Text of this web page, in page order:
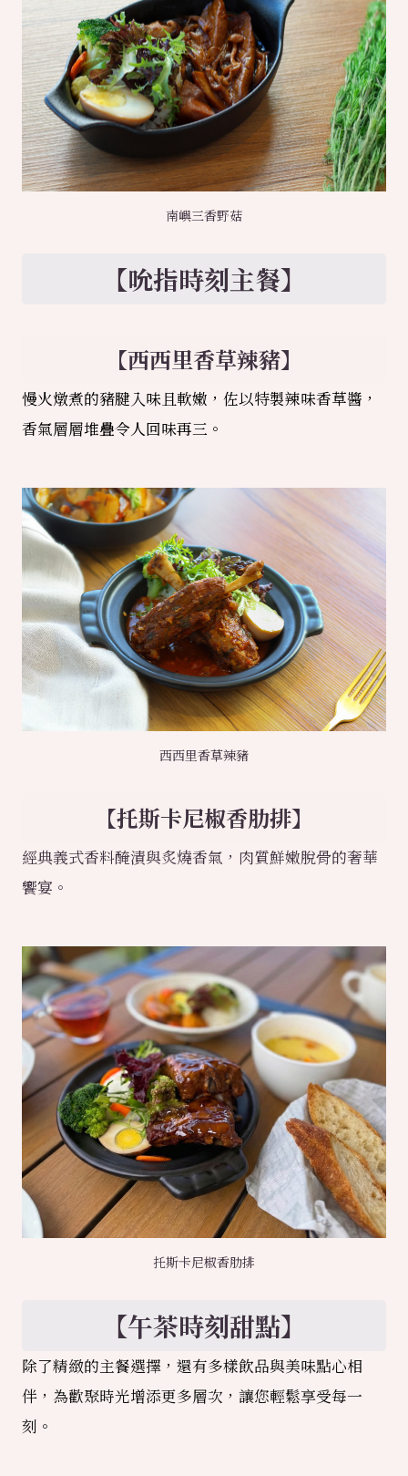
南嶼三香野菇
【吮指時刻主餐】
【西西里香草辣豬】
慢火燉煮的豬腱入味且軟嫩，佐以特製辣味香草醬，
香氣層層堆疊令人回味再三。
西西里香草辣豬
【托斯卡尼椒香肋排】
經典義式香料醃漬與炙燒香氣，肉質鮮嫩脫骨的奢華
饗宴。
托斯卡尼椒香肋排
【午茶時刻甜點】
除了精緻的主餐選擇，還有多樣飲品與美味點心相
伴，為歡聚時光增添更多層次，讓您輕鬆享受每一
刻。